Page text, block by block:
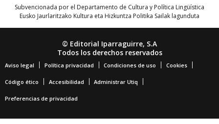
Subvencionada por el Departamento de Cultura y Política Lingüística
Eusko Jaurlaritzako Kultura eta Hizkuntza Politika Sailak lagunduta
© Editorial Iparraguirre, S.A
Todos los derechos reservados
Aviso legal Política privacidad Condiciones de uso Cookies
Código ético Accesibilidad Administrar Utiq
Preferencias de privacidad